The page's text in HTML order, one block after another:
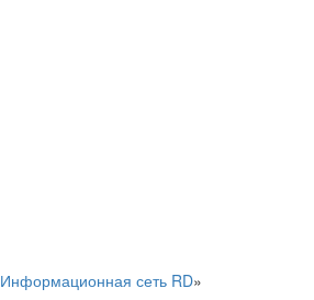
Информационная сеть RD»